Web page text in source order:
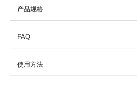
产品规格
FAQ
使用方法